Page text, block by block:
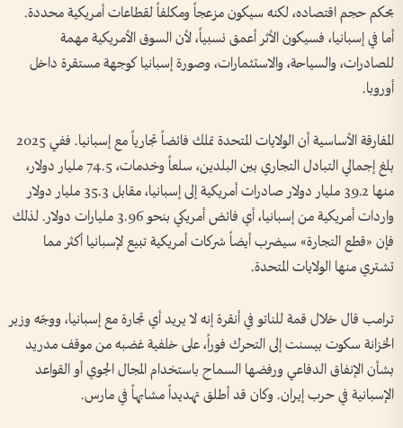
بحكم حجم اقتصاده، لكنه سيكون مزعجاً ومكلفاً لقطاعات أمريكية محددة.
أما في إسبانيا، فسيكون الأثر أعمق نسبياً، لأن السوق الأمريكية مهمة
للصادرات، والسياحة، والاستثمارات، وصورة إسبانيا كوجهة مستقرة داخل
أوروبا.
المفارقة الأساسية أن الولايات المتحدة تملك فائضاً تجارياً مع إسبانيا. ففي 2025
بلغ إجمالي التبادل التجاري بين البلدين، سلعاً وخدمات، 74.5 مليار دولار،
منها 39.2 مليار دولار صادرات أمريكية إلى إسبانيا، مقابل 35.3 مليار دولار
واردات أمريكية من إسبانيا، أي فائض أمريكي بنحو 3.96 مليارات دولار. لذلك
فإن «قطع التجارة» سيضرب أيضاً شركات أمريكية تبيع لإسبانيا أكثر مما
تشتري منها الولايات المتحدة.
ترامب قال خلال قمة للناتو في أنقرة إنه لا يريد أي تجارة مع إسبانيا، ووجّه وزير
الخزانة سكوت بيسنت إلى التحرك فوراً، على خلفية غضبه من موقف مدريد
بشأن الإنفاق الدفاعي ورفضها السماح باستخدام المجال الجوي أو القواعد
الإسبانية في حرب إيران. وكان قد أطلق تهديداً مشابهاً في مارس.